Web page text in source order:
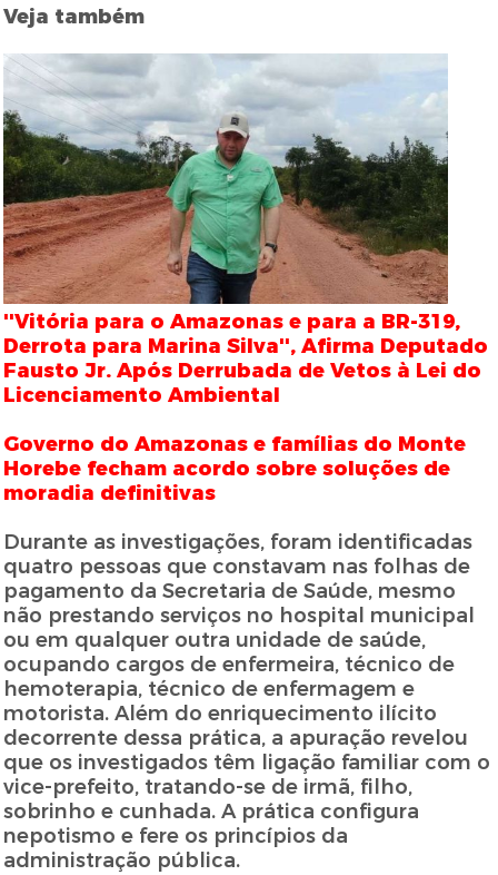
Veja também
''Vitória para o Amazonas e para a BR-319,
Derrota para Marina Silva'', Afirma Deputado
Fausto Jr. Após Derrubada de Vetos à Lei do
Licenciamento Ambiental
Governo do Amazonas e famílias do Monte
Horebe fecham acordo sobre soluções de
moradia definitivas
Durante as investigações, foram identificadas
quatro pessoas que constavam nas folhas de
pagamento da Secretaria de Saúde, mesmo
não prestando serviços no hospital municipal
ou em qualquer outra unidade de saúde,
ocupando cargos de enfermeira, técnico de
hemoterapia, técnico de enfermagem e
motorista. Além do enriquecimento ilícito
decorrente dessa prática, a apuração revelou
que os investigados têm ligação familiar com o
vice-prefeito, tratando-se de irmã, filho,
sobrinho e cunhada. A prática configura
nepotismo e fere os princípios da
administração pública.